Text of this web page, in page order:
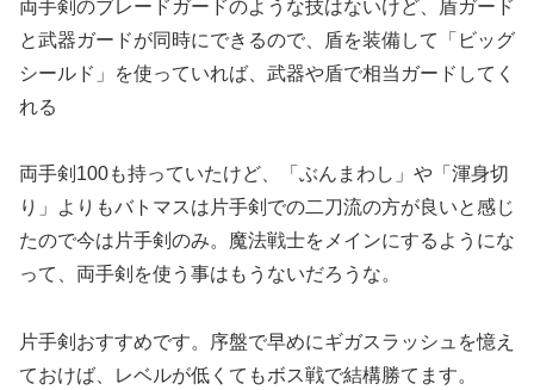
両手剣のブレードガードのような技はないけど、盾ガード
と武器ガードが同時にできるので、盾を装備して「ビッグ
シールド」を使っていれば、武器や盾で相当ガードしてく
れる
両手剣100も持っていたけど、「ぶんまわし」や「渾身切
り」よりもバトマスは片手剣での二刀流の方が良いと感じ
たので今は片手剣のみ。魔法戦士をメインにするようにな
って、両手剣を使う事はもうないだろうな。
片手剣おすすめです。序盤で早めにギガスラッシュを憶え
ておけば、レベルが低くてもボス戦で結構勝てます。